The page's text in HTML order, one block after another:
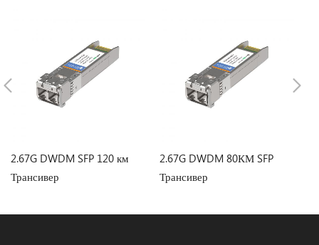
2.67G DWDM SFP 120 км
Трансивер
2.67G DWDM 80КМ SFP
Трансивер